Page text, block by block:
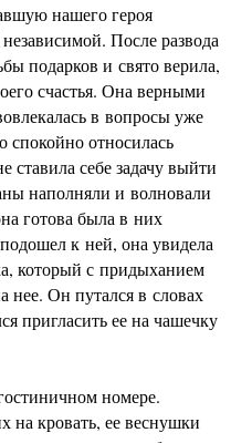
нашего героя
После развода
подарков и свято верила,
счастья. Она верными
в вопросы уже
спокойно относилась
себе задачу выйти
наполняли и волновали
готова была в них
к ней, она увидела
который с придыханием
нее. Он путался в словах
пригласить ее на чашечку
номере.
на кровать, ее веснушки